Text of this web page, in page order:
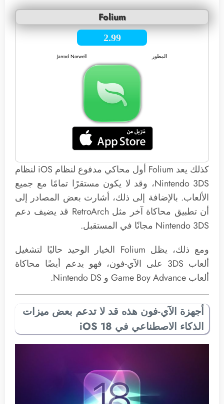
Folium
2.99
المطور Jarrod Norwell
كذلك يعد Folium أول محاكي مدفوع لنظام iOS لنظام
Nintendo 3DS، وقد لا يكون مستقرًا تمامًا مع جميع
الألعاب. بالإضافة إلى ذلك، أشارت بعض المصادر إلى
أن تطبيق محاكاة آخر مثل RetroArch قد يضيف دعم
Nintendo 3DS مجانًا في المستقبل.
ومع ذلك، يظل Folium الخيار الوحيد حاليًا لتشغيل
ألعاب 3DS على الآي-فون، فهو يدعم أيضًا محاكاة
ألعاب Game Boy Advance و Nintendo DS.
أجهزة الآي-فون هذه قد لا تدعم بعض ميزات
الذكاء الاصطناعي في iOS 18